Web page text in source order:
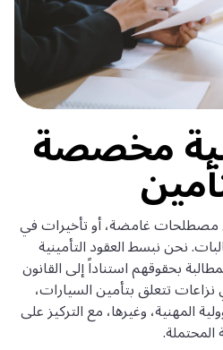
مخصصة
مصطلحات غامضة، أو تأخيرات في
نحن نبسط العقود التأمينية
بحقوقهم استناداً إلى القانون
نزاعات تتعلق بتأمين السيارات،
المهنية، وغيرها، مع التركيز على
المحتملة.